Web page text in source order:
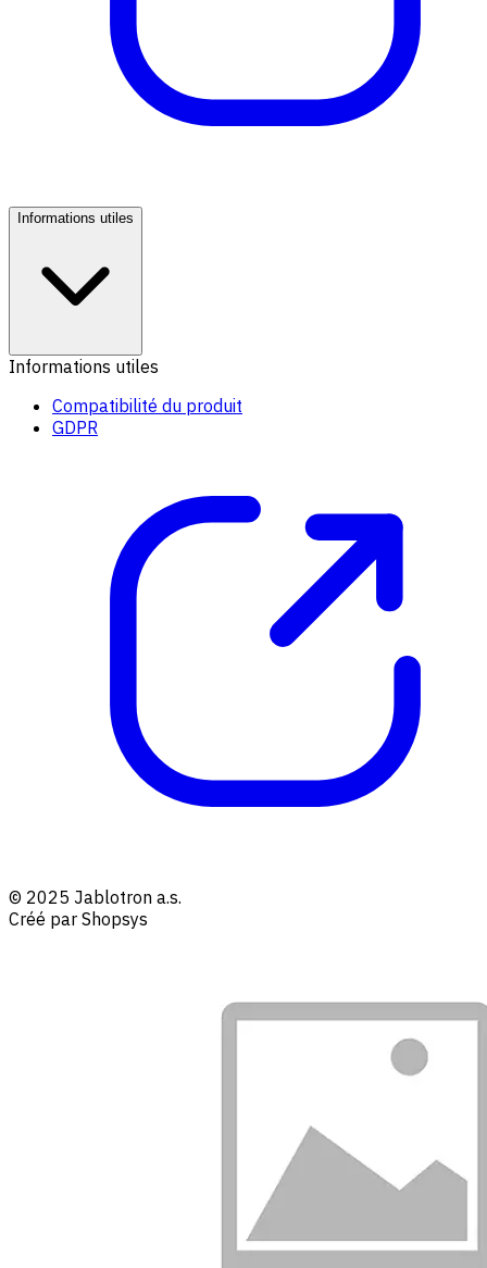
Informations utiles
Informations utiles
Compatibilité du produit
GDPR
© 2025 Jablotron a.s.
Créé par Shopsys